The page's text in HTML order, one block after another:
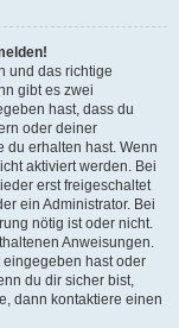
und das richtige
gibt es zwei
hast, dass du
oder deiner
du erhalten hast. Wenn
aktiviert werden. Bei
erst freigeschaltet
ein Administrator. Bei
nötig ist oder nicht.
Anweisungen.
hast oder
du dir sicher bist,
dann kontaktiere einen